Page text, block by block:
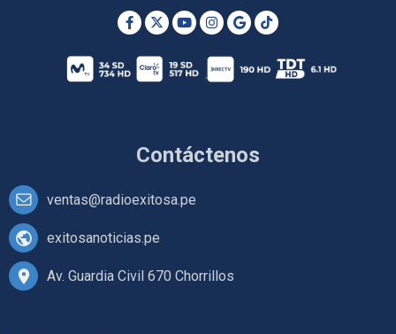
Contáctenos
ventas@radioexitosa.pe
exitosanoticias.pe
Av. Guardia Civil 670 Chorrillos